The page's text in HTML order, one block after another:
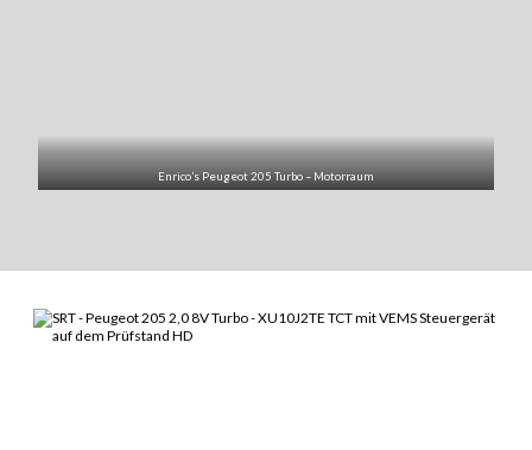
Enrico’s Peugeot 205 Turbo – Motorraum